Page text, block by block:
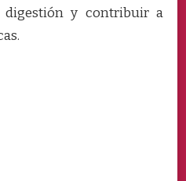
digestión y contribuir a